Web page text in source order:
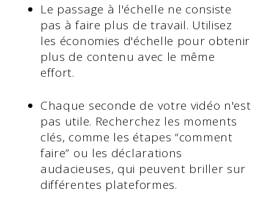
Le passage à l'échelle ne consiste
pas à faire plus de travail. Utilisez
les économies d'échelle pour obtenir
plus de contenu avec le même
effort.
Chaque seconde de votre vidéo n'est
pas utile. Recherchez les moments
clés, comme les étapes “comment
faire” ou les déclarations
audacieuses, qui peuvent briller sur
différentes plateformes.